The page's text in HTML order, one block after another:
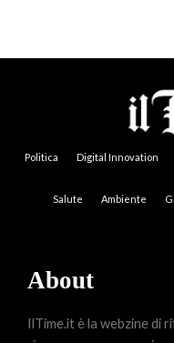
Politica Digital Innovation
Salute Ambiente
About
IlTime.it è la webzine di